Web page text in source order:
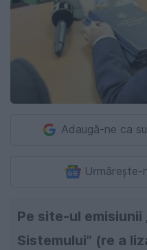
Adaugă-ne ca
Urmărește-
Pe site-ul emisiunii
Sistemului” (re a